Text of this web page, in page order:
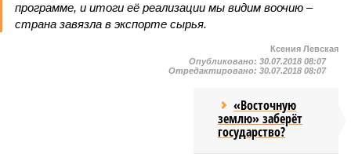
программе, и итоги её реализации мы видим воочию –
страна завязла в экспорте сырья.
Ксения Левская
Опубликовано: 30.07.2018 08:07
Отредактировано: 30.07.2018 08:07
«Восточную
землю» заберёт
государство?